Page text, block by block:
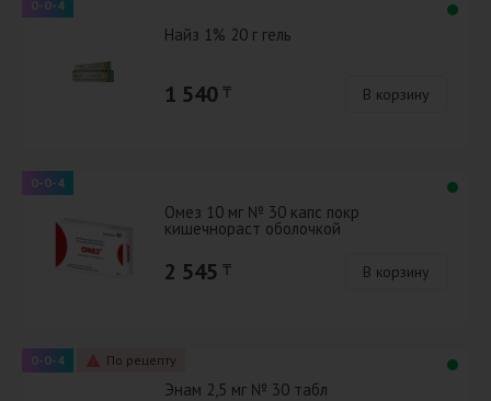
0-0-4
Найз 1% 20 г гель
1 540 ₸ В корзину
0-0-4
Омез 10 мг № 30 капс покр
кишечнораст оболочкой
2 545 ₸ В корзину
0-0-4 По рецепту
Энам 2,5 мг № 30 табл